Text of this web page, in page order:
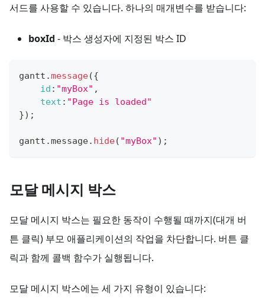
서드를 사용할 수 있습니다. 하나의 매개변수를 받습니다:
boxId - 박스 생성자에 지정된 박스 ID
gantt .message({
id : "myBox" ,
text : "Page is loaded"
}) ;
gantt .message. hide( "myBox" ) ;
모달 메시지 박스
모달 메시지 박스는 필요한 동작이 수행될 때까지(대개 버
튼 클릭) 부모 애플리케이션의 작업을 차단합니다. 버튼 클
릭과 함께 콜백 함수가 실행됩니다.
모달 메시지 박스에는 세 가지 유형이 있습니다: